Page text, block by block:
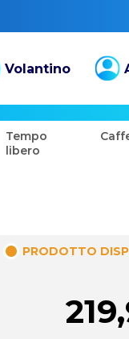
Volantino
Tempo
libero
PRODOTTO